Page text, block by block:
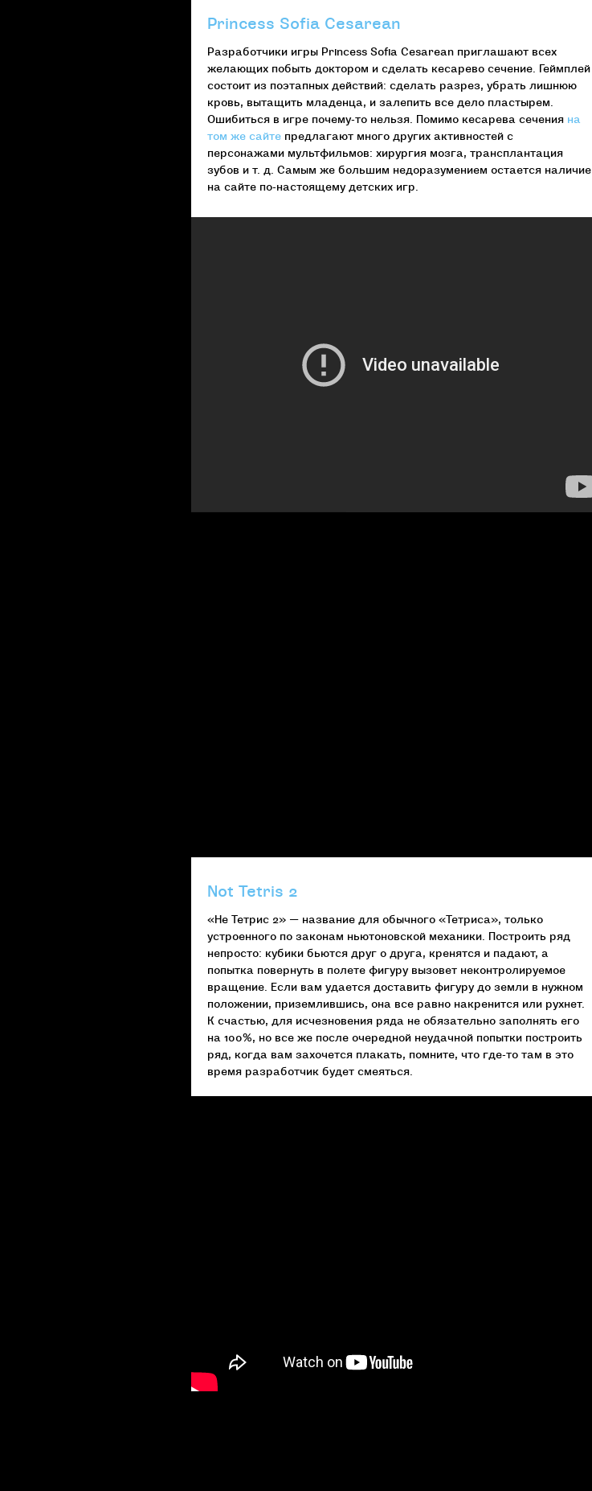
Princess Sofia Cesarean
Разработчики игры Princess Sofia Cesarean приглашают всех
желающих побыть доктором и сделать кесарево сечение. Геймплей
состоит из поэтапных действий: сделать разрез, убрать лишнюю
кровь, вытащить младенца, и залепить все дело пластырем.
Ошибиться в игре почему-то нельзя. Помимо кесарева сечения на
том же сайте предлагают много других активностей с
персонажами мультфильмов: хирургия мозга, трансплантация
зубов и т. д. Самым же большим недоразумением остается наличие
на сайте по-настоящему детских игр.
Not Tetris 2
«Не Тетрис 2» — название для обычного «Тетриса», только
устроенного по законам ньютоновской механики. Построить ряд
непросто: кубики бьются друг о друга, кренятся и падают, а
попытка повернуть в полете фигуру вызовет неконтролируемое
вращение. Если вам удается доставить фигуру до земли в нужном
положении, приземлившись, она все равно накренится или рухнет.
К счастью, для исчезновения ряда не обязательно заполнять его
на 100%, но все же после очередной неудачной попытки построить
ряд, когда вам захочется плакать, помните, что где-то там в это
время разработчик будет смеяться.